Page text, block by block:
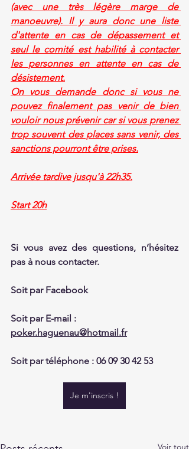
(avec une très légère marge de
manoeuvre). Il y aura donc une liste
d'attente en cas de dépassement et
seul le comité est habilité à contacter
les personnes en attente en cas de
désistement.
On vous demande donc si vous ne
pouvez finalement pas venir de bien
vouloir nous prévenir car si vous prenez
trop souvent des places sans venir, des
sanctions pourront être prises.
Arrivée tardive jusqu'à 22h35.
Start 20h
Si vous avez des questions, n’hésitez
pas à nous contacter.
Soit par Facebook
Soit par E-mail :
poker.haguenau@hotmail.fr
Soit par téléphone : 06 09 30 42 53
Je m'inscris !
Voir tout